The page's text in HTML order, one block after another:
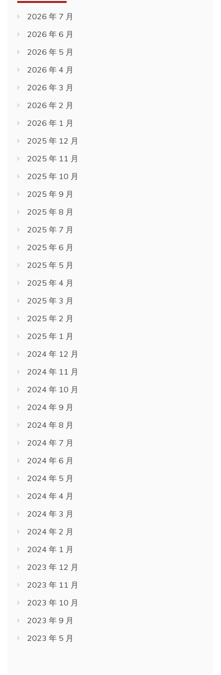
2026 年 7 月
2026 年 6 月
2026 年 5 月
2026 年 4 月
2026 年 3 月
2026 年 2 月
2026 年 1 月
2025 年 12 月
2025 年 11 月
2025 年 10 月
2025 年 9 月
2025 年 8 月
2025 年 7 月
2025 年 6 月
2025 年 5 月
2025 年 4 月
2025 年 3 月
2025 年 2 月
2025 年 1 月
2024 年 12 月
2024 年 11 月
2024 年 10 月
2024 年 9 月
2024 年 8 月
2024 年 7 月
2024 年 6 月
2024 年 5 月
2024 年 4 月
2024 年 3 月
2024 年 2 月
2024 年 1 月
2023 年 12 月
2023 年 11 月
2023 年 10 月
2023 年 9 月
2023 年 5 月